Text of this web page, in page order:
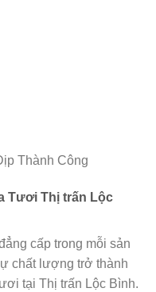
Thành Công
Tươi Thị trấn Lộc
cấp trong mỗi sản
chất lượng trở thành
tại Thị trấn Lộc Bình.